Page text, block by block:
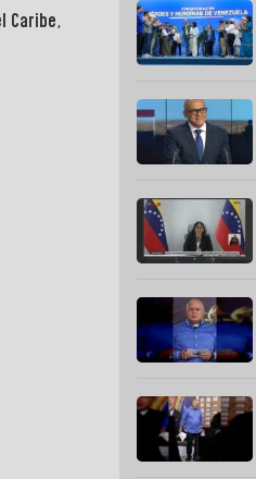
Caribe,